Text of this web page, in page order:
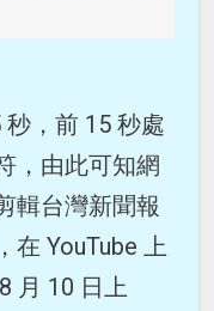
，前 15 秒處
，由此可知網
輯台灣新聞報
在 YouTube 上
月 10 日上